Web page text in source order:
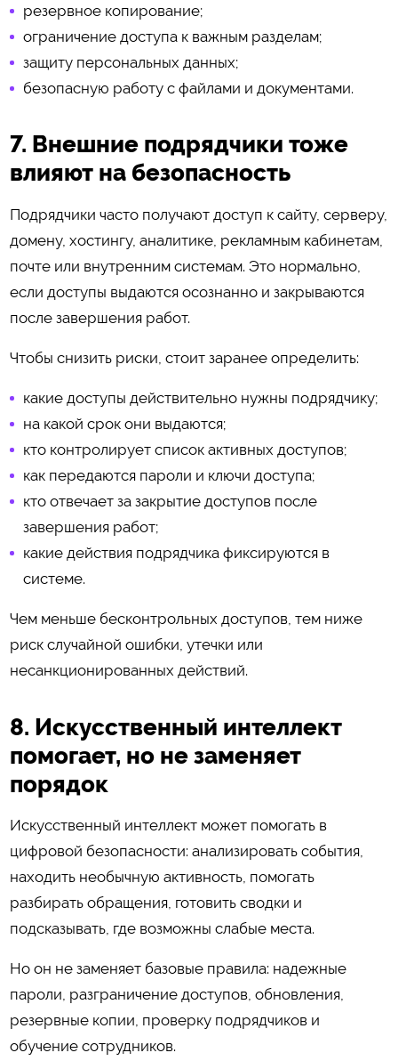
резервное копирование;
ограничение доступа к важным разделам;
защиту персональных данных;
безопасную работу с файлами и документами.
7. Внешние подрядчики тоже
влияют на безопасность
Подрядчики часто получают доступ к сайту, серверу,
домену, хостингу, аналитике, рекламным кабинетам,
почте или внутренним системам. Это нормально,
если доступы выдаются осознанно и закрываются
после завершения работ.
Чтобы снизить риски, стоит заранее определить:
какие доступы действительно нужны подрядчику;
на какой срок они выдаются;
кто контролирует список активных доступов;
как передаются пароли и ключи доступа;
кто отвечает за закрытие доступов после
завершения работ;
какие действия подрядчика фиксируются в
системе.
Чем меньше бесконтрольных доступов, тем ниже
риск случайной ошибки, утечки или
несанкционированных действий.
8. Искусственный интеллект
помогает, но не заменяет
порядок
Искусственный интеллект может помогать в
цифровой безопасности: анализировать события,
находить необычную активность, помогать
разбирать обращения, готовить сводки и
подсказывать, где возможны слабые места.
Но он не заменяет базовые правила: надежные
пароли, разграничение доступов, обновления,
резервные копии, проверку подрядчиков и
обучение сотрудников.